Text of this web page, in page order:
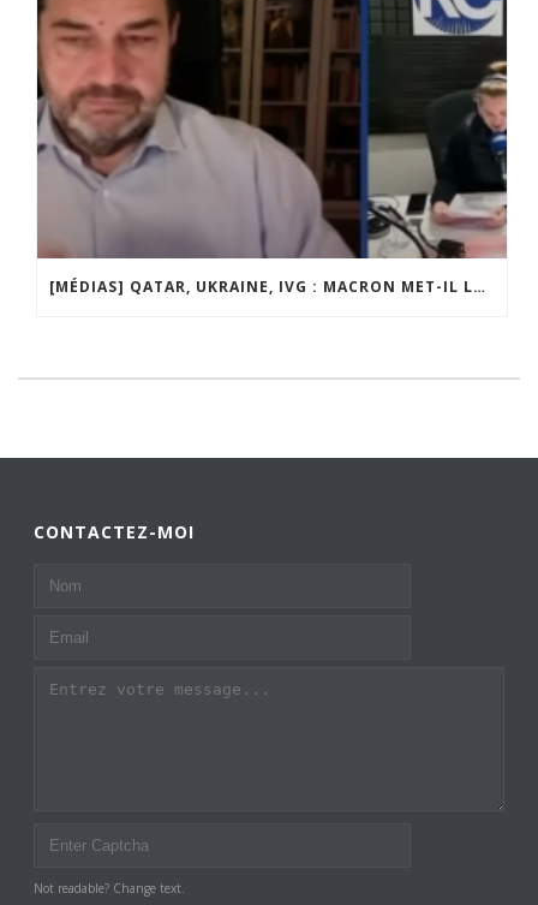
[MÉDIAS] QATAR, UKRAINE, IVG : MACRON MET-IL LA FRANCE EN DANGER ? JF POISSON INVITÉ DE LIGNE DROITE SUR RADIO COURTOISIE
CONTACTEZ-MOI
Not readable? Change text.